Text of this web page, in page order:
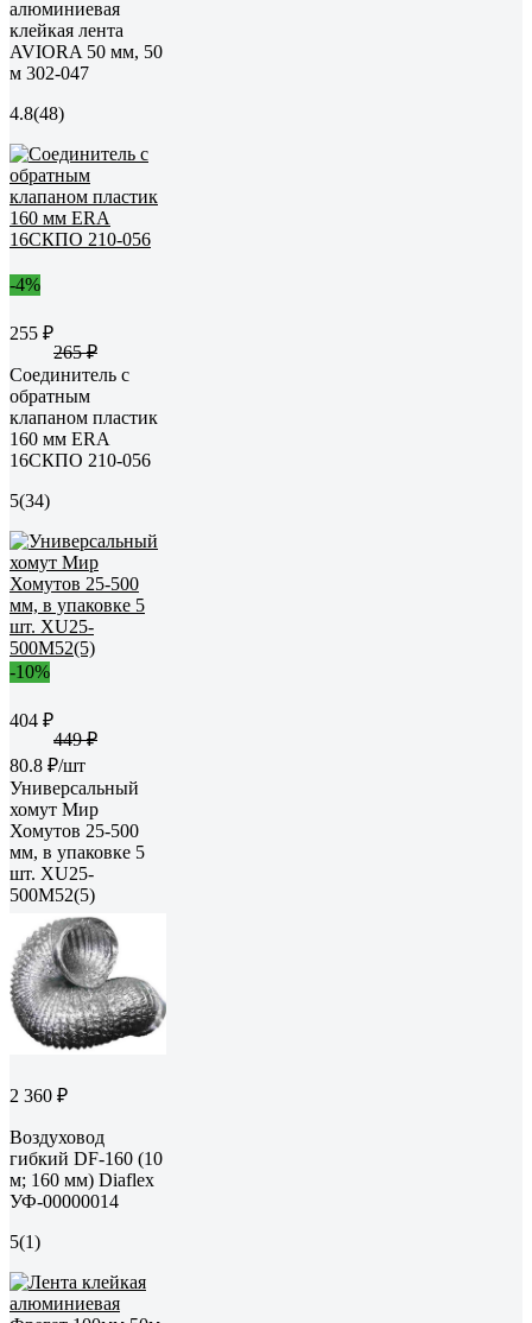
алюминиевая
клейкая лента
AVIORA 50 мм, 50
м 302-047
4.8(48)
-4%
255 ₽
265 ₽
Соединитель с
обратным
клапаном пластик
160 мм ERA
16СКПО 210-056
5(34)
-10%
404 ₽
449 ₽
80.8 ₽/шт
Универсальный
хомут Мир
Хомутов 25-500
мм, в упаковке 5
шт. XU25-
500M52(5)
2 360 ₽
Воздуховод
гибкий DF-160 (10
м; 160 мм) Diaflex
УФ-00000014
5(1)